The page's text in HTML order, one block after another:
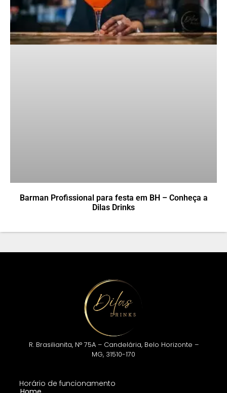
Barman Profissional para festa em BH – Conheça a
Dilas Drinks
R. Brasilianita, N° 75A – Candelária, Belo Horizonte –
MG, 31510-170
Horário de funcionamento